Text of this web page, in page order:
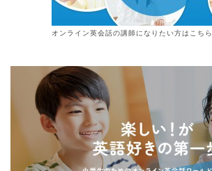
オンライン英会話の講師になりたい方はこちら